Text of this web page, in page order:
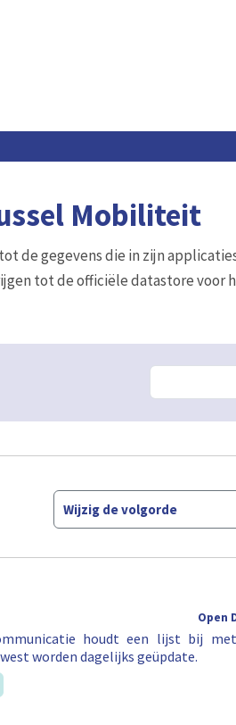
Mobiliteit
de gegevens die in zijn
tot de officiële datastore voor
Wijzig de volgorde
Open
houdt een lijst bij
worden dagelijks geüpdate.